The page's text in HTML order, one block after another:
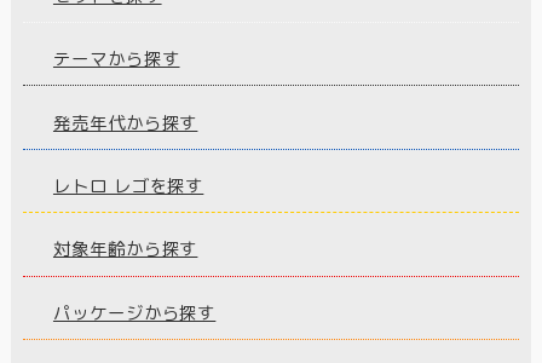
テーマから探す
発売年代から探す
レトロ レゴを探す
対象年齢から探す
パッケージから探す